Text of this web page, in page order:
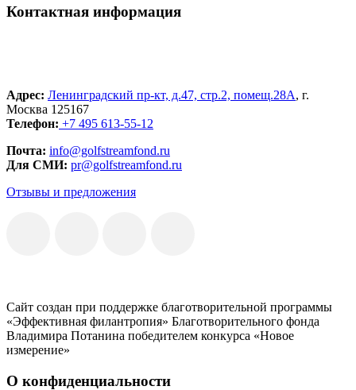
Контактная информация
Адрес: Ленинградский пр-кт, д.47, стр.2, помещ.28А, г.
Москва 125167
Телефон: +7 495 613-55-12
Почта: info@golfstreamfond.ru
Для СМИ: pr@golfstreamfond.ru
Отзывы и предложения
Сайт создан при поддержке благотворительной программы
«Эффективная филантропия» Благотворительного фонда
Владимира Потанина победителем конкурса «Новое
измерение»
О конфиденциальности